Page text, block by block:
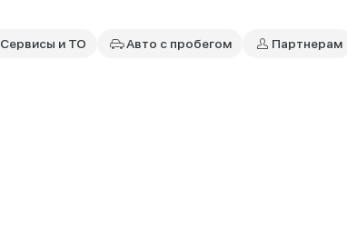
Сервисы и ТО Авто с пробегом Партнерам